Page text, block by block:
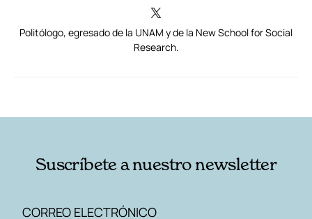
Politólogo, egresado de la UNAM y de la New School for Social
Research.
Suscríbete a nuestro newsletter